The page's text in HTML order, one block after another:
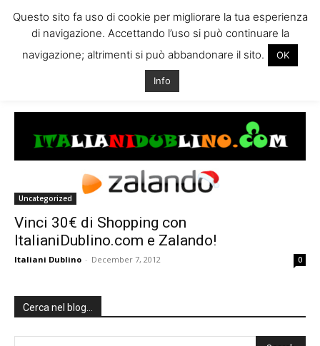
Tag: sorteggio dublino
Uncategorized
Vinci 30€ di Shopping con
ItalianiDublino.com e Zalando!
Italiani Dublino - December 7, 2012 0
Cerca nel blog…
Questo sito fa uso di cookie per migliorare la tua esperienza
di navigazione. Accettando l’uso si può continuare la
navigazione; altrimenti si può abbandonare il sito.
OK
Info